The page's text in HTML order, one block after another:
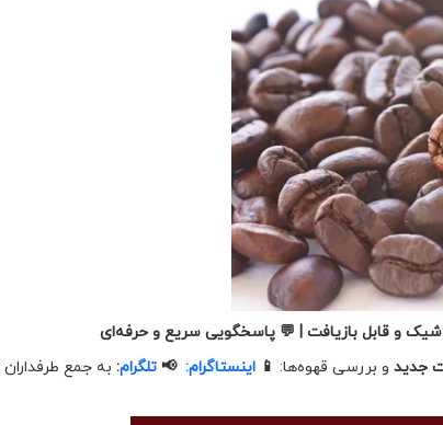
شیک و قابل بازیافت | 💬 پاسخگویی سریع و حرفه‌ای
جدیدو بررسی قهوه‌ها: 📱 اینستاگرام: 📢تلگرام: به جمع